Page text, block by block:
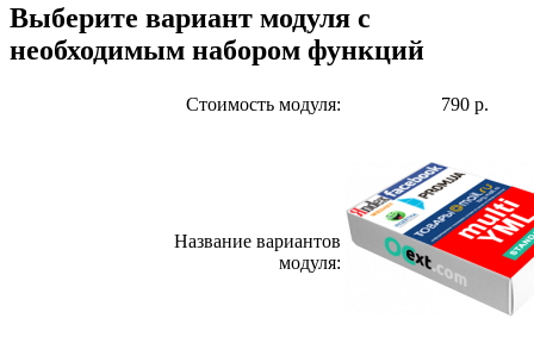
Выберите вариант модуля с
необходимым набором функций
Стоимость модуля: 790 р.
Название вариантов
модуля: